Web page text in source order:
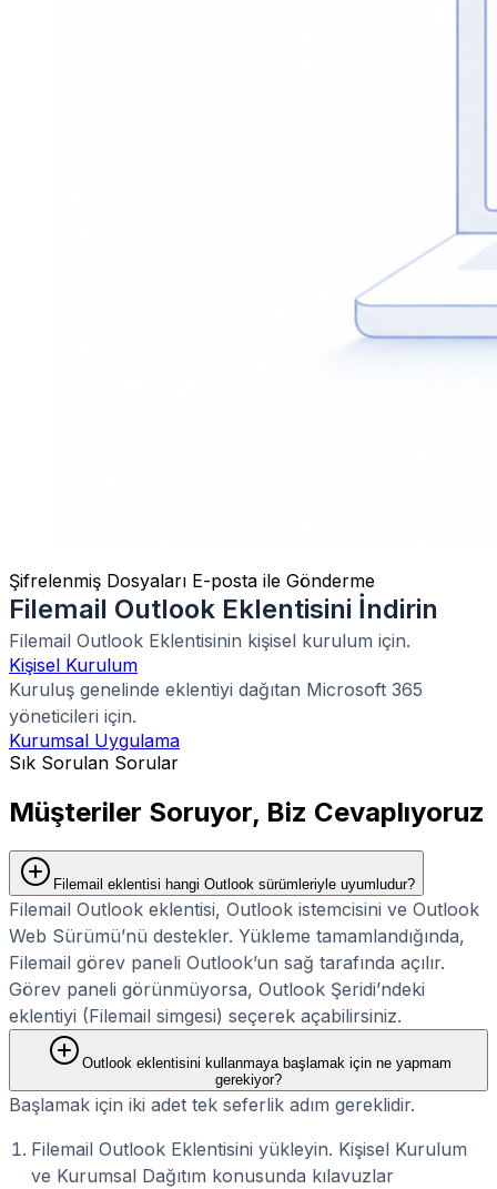
Şifrelenmiş Dosyaları E-posta ile Gönderme
Filemail Outlook Eklentisini İndirin
Filemail Outlook Eklentisinin kişisel kurulum için.
Kişisel Kurulum
Kuruluş genelinde eklentiyi dağıtan Microsoft 365
yöneticileri için.
Kurumsal Uygulama
Sık Sorulan Sorular
Müşteriler Soruyor, Biz Cevaplıyoruz
Filemail eklentisi hangi Outlook sürümleriyle uyumludur?
Filemail Outlook eklentisi, Outlook istemcisini ve Outlook
Web Sürümü’nü destekler. Yükleme tamamlandığında,
Filemail görev paneli Outlook’un sağ tarafında açılır.
Görev paneli görünmüyorsa, Outlook Şeridi’ndeki
eklentiyi (Filemail simgesi) seçerek açabilirsiniz.
Outlook eklentisini kullanmaya başlamak için ne yapmam
gerekiyor?
Başlamak için iki adet tek seferlik adım gereklidir.
Filemail Outlook Eklentisini yükleyin. Kişisel Kurulum
ve Kurumsal Dağıtım konusunda kılavuzlar